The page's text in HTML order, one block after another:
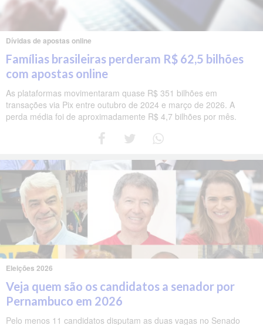
Dívidas de apostas online
Famílias brasileiras perderam R$ 62,5 bilhões
com apostas online
As plataformas movimentaram quase R$ 351 bilhões em
transações via Pix entre outubro de 2024 e março de 2026. A
perda média foi de aproximadamente R$ 4,7 bilhões por mês.
Eleições 2026
Veja quem são os candidatos a senador por
Pernambuco em 2026
Pelo menos 11 candidatos disputam as duas vagas no Senado